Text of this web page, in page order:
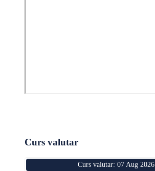
Curs valutar
Curs valutar: 07 Aug 2026